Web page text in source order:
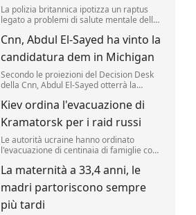
La polizia britannica ipotizza un raptus
legato a problemi di salute mentale della
4 uomini avvenuto oggi a Londra, nel
cuore turistico di Covent Garden.
Cnn, Abdul El-Sayed ha vinto la
candidatura dem in Michigan
Secondo le proiezioni del Decision Desk
della Cnn, Abdul El-Sayed otterrà la
Usa in Michigan, regalando ai
progressisti un'importante vittoria in una
primaria decisiva.
Kiev ordina l'evacuazione di
Kramatorsk per i raid russi
Le autorità ucraine hanno ordinato
l'evacuazione di centinaia di famiglie con
Kramatorsk, nell'Ucraina orientale, a
causa dell'intensificarsi degli attacchi
russi, mentre le truppe di Mosca
avanzano nelle vicinanze.
La maternità a 33,4 anni, le
madri partoriscono sempre
più tardi